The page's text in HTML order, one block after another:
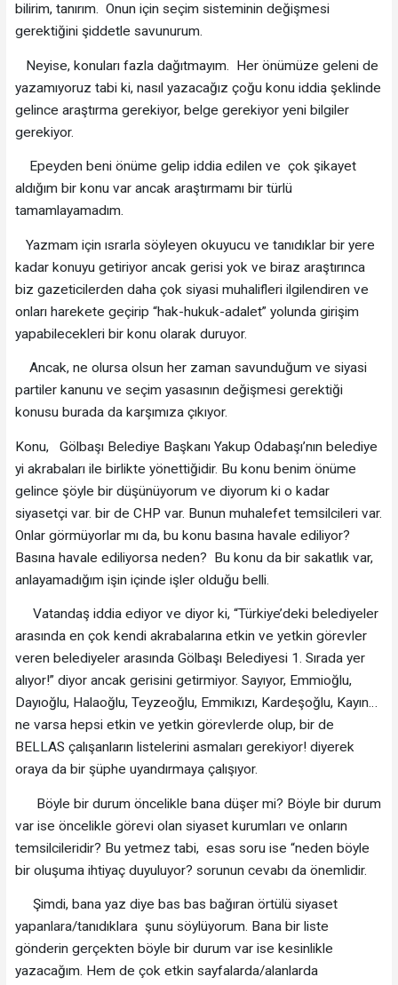
bilirim, tanırım. Onun için seçim sisteminin değişmesi
gerektiğini şiddetle savunurum.
Neyise, konuları fazla dağıtmayım. Her önümüze geleni de
yazamıyoruz tabi ki, nasıl yazacağız çoğu konu iddia şeklinde
gelince araştırma gerekiyor, belge gerekiyor yeni bilgiler
gerekiyor.
Epeyden beni önüme gelip iddia edilen ve çok şikayet
aldığım bir konu var ancak araştırmamı bir türlü
tamamlayamadım.
Yazmam için ısrarla söyleyen okuyucu ve tanıdıklar bir yere
kadar konuyu getiriyor ancak gerisi yok ve biraz araştırınca
biz gazeticilerden daha çok siyasi muhalifleri ilgilendiren ve
onları harekete geçirip “hak-hukuk-adalet” yolunda girişim
yapabilecekleri bir konu olarak duruyor.
Ancak, ne olursa olsun her zaman savunduğum ve siyasi
partiler kanunu ve seçim yasasının değişmesi gerektiği
konusu burada da karşımıza çıkıyor.
Konu, Gölbaşı Belediye Başkanı Yakup Odabaşı’nın belediye
yi akrabaları ile birlikte yönettiğidir. Bu konu benim önüme
gelince şöyle bir düşünüyorum ve diyorum ki o kadar
siyasetçi var. bir de CHP var. Bunun muhalefet temsilcileri var.
Onlar görmüyorlar mı da, bu konu basına havale ediliyor?
Basına havale ediliyorsa neden? Bu konu da bir sakatlık var,
anlayamadığım işin içinde işler olduğu belli.
Vatandaş iddia ediyor ve diyor ki, “Türkiye’deki belediyeler
arasında en çok kendi akrabalarına etkin ve yetkin görevler
veren belediyeler arasında Gölbaşı Belediyesi 1. Sırada yer
alıyor!” diyor ancak gerisini getirmiyor. Sayıyor, Emmioğlu,
Dayıoğlu, Halaoğlu, Teyzeoğlu, Emmikızı, Kardeşoğlu, Kayın…
ne varsa hepsi etkin ve yetkin görevlerde olup, bir de
BELLAS çalışanların listelerini asmaları gerekiyor! diyerek
oraya da bir şüphe uyandırmaya çalışıyor.
Böyle bir durum öncelikle bana düşer mi? Böyle bir durum
var ise öncelikle görevi olan siyaset kurumları ve onların
temsilcileridir? Bu yetmez tabi, esas soru ise “neden böyle
bir oluşuma ihtiyaç duyuluyor? sorunun cevabı da önemlidir.
Şimdi, bana yaz diye bas bas bağıran örtülü siyaset
yapanlara/tanıdıklara şunu söylüyorum. Bana bir liste
gönderin gerçekten böyle bir durum var ise kesinlikle
yazacağım. Hem de çok etkin sayfalarda/alanlarda